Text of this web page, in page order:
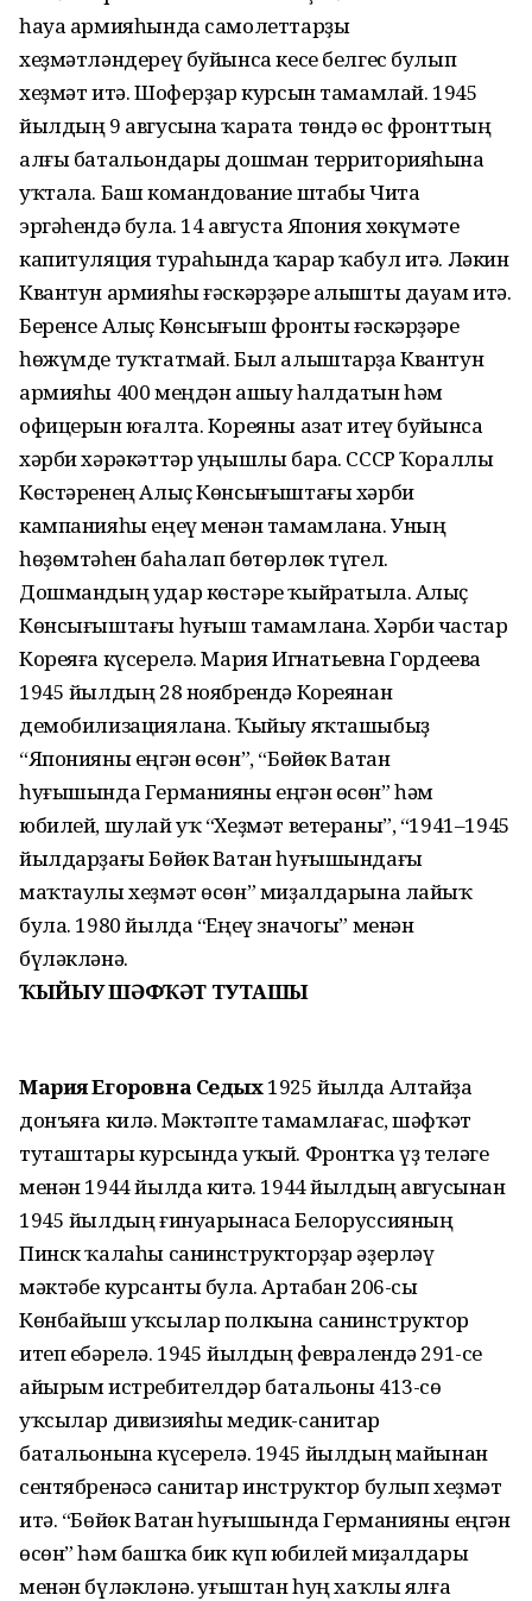
һауа армияһында самолеттарҙы
хеҙмәтләндереү буйынса кесе белгес булып
хеҙмәт итә. Шоферҙар курсын тамамлай. 1945
йылдың 9 авгусына ҡарата төндә өс фронттың
алғы батальондары дошман территорияһына
уҡтала. Баш командование штабы Чита
эргәһендә була. 14 августа Япония хөкүмәте
капитуляция тураһында ҡарар ҡабул итә. Ләкин
Квантун армияһы ғәскәрҙәре алышты дауам итә.
Беренсе Алыҫ Көнсығыш фронты ғәскәрҙәре
һөжүмде туҡтатмай. Был алыштарҙа Квантун
армияһы 400 меңдән ашыу һалдатын һәм
офицерын юғалта. Кореяны азат итеү буйынса
хәрби хәрәкәттәр уңышлы бара. СССР Ҡораллы
Көстәренең Алыҫ Көнсығыштағы хәрби
кампанияһы еңеү менән тамамлана. Уның
һөҙөмтәһен баһалап бөтөрлөк түгел.
Дошмандың удар көстәре ҡыйратыла. Алыҫ
Көнсығыштағы һуғыш тамамлана. Хәрби частар
Кореяға күсерелә. Мария Игнатьевна Гордеева
1945 йылдың 28 ноябрендә Кореянан
демобилизациялана. Ҡыйыу яҡташыбыҙ
“Японияны еңгән өсөн”, “Бөйөк Ватан
һуғышында Германияны еңгән өсөн” һәм
юбилей, шулай уҡ “Хеҙмәт ветераны”, “1941–1945
йылдарҙағы Бөйөк Ватан һуғышындағы
маҡтаулы хеҙмәт өсөн” миҙалдарына лайыҡ
була. 1980 йылда “Еңеү значогы” менән
бүләкләнә.
ҠЫЙЫУ ШӘФҠӘТ ТУТАШЫ
Мария Егоровна Седых1925 йылда Алтайҙа
донъяға килә. Мәктәпте тамамлағас, шәфҡәт
туташтары курсында уҡый. Фронтҡа үҙ теләге
менән 1944 йылда китә. 1944 йылдың авгусынан
1945 йылдың ғинуарынаса Белоруссияның
Пинск ҡалаһы санинструкторҙар әҙерләү
мәктәбе курсанты була. Артабан 206-сы
Көнбайыш уҡсылар полкына санинструктор
итеп ебәрелә. 1945 йылдың февралендә 291-се
айырым истребителдәр батальоны 413-сө
уҡсылар дивизияһы медик-санитар
батальонына күсерелә. 1945 йылдың майынан
сентябренәсә санитар инструктор булып хеҙмәт
итә. “Бөйөк Ватан һуғышында Германияны еңгән
өсөн” һәм башҡа бик күп юбилей миҙалдары
менән бүләкләнә. Һуғыштан һуң хаҡлы ялға